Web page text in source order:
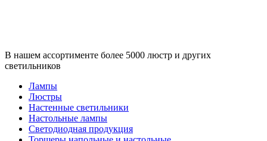
В нашем ассортименте более 5000 люстр и других
светильников
Лампы
Люстры
Настенные светильники
Настольные лампы
Светодиодная продукция